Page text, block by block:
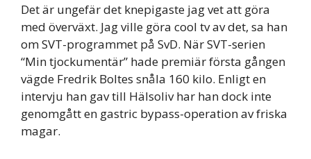
Det är ungefär det knepigaste jag vet att göra
med överväxt. Jag ville göra cool tv av det, sa han
om SVT-programmet på SvD. När SVT-serien
“Min tjockumentär” hade premiär första gången
vägde Fredrik Boltes snåla 160 kilo. Enligt en
intervju han gav till Hälsoliv har han dock inte
genomgått en gastric bypass-operation av friska
magar.